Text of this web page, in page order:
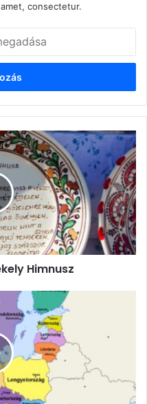
consectetur.
Himnusz